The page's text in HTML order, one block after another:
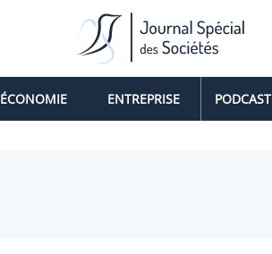
ÉCONOMIE ENTREPRISE PODCAST